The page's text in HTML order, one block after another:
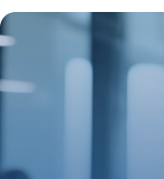
choisir votre